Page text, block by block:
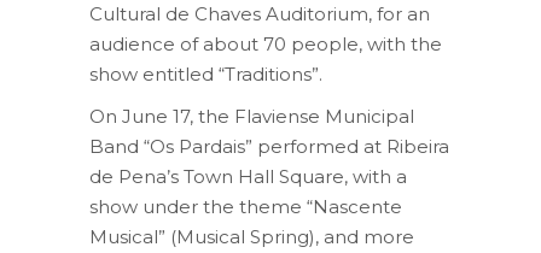
Cultural de Chaves Auditorium, for an
audience of about 70 people, with the
show entitled “Traditions”.
On June 17, the Flaviense Municipal
Band “Os Pardais” performed at Ribeira
de Pena’s Town Hall Square, with a
show under the theme “Nascente
Musical” (Musical Spring), and more